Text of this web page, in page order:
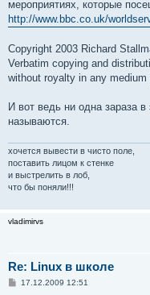
мероприятиях, которые
http://www.bbc.co.uk/
Copyright 2003 Richard
Verbatim copying and
without royalty in any
И вот ведь ни одна зараза
называются.
хочется вывести в чисто поле,
поставить лицом к стенке
и выстрелить в лоб,
что бы поняли!!!
vladimirvs
Re: Linux в школе
С17.12.2009 12:51